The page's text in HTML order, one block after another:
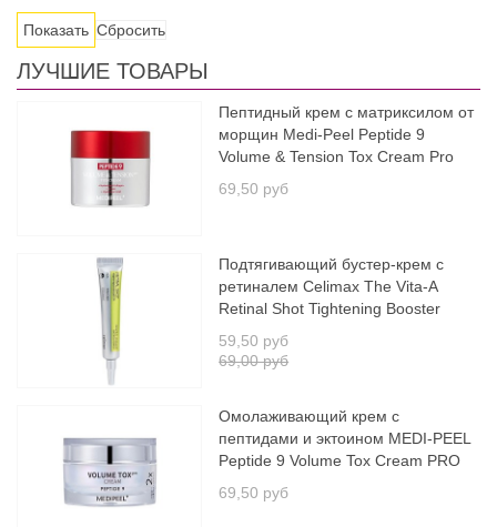
Сбросить
ЛУЧШИЕ ТОВАРЫ
Пептидный крем с матриксилом от
морщин Medi-Peel Peptide 9
Volume & Tension Tox Cream Pro
69,50 руб
Подтягивающий бустер-крем с
ретиналем Celimax The Vita-A
Retinal Shot Tightening Booster
69,00 руб
59,50 руб
Омолаживающий крем с
пептидами и эктоином MEDI-PEEL
Peptide 9 Volume Tox Cream PRO
69,50 руб